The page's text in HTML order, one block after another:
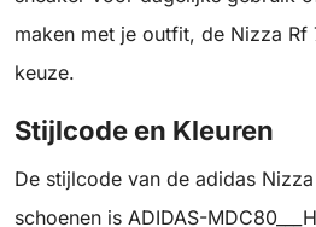
maken met je outfit, de Nizza Rf
keuze.
Stijlcode en Kleuren
De stijlcode van de adidas
schoenen is ADIDAS-